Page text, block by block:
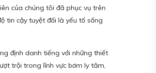
của chúng tôi đã phục vụ trên
tin cậy tuyệt đối là yếu tố sống
định danh tiếng với những thiết
trội trong lĩnh vực bơm ly tâm,